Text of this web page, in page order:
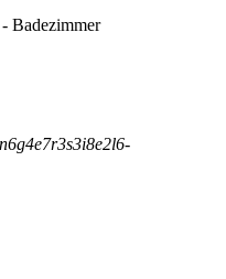
n6g4e7r3s3i8e2l6-